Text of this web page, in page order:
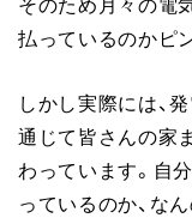
払っているのかピ
しかし実際には、
通じて皆さんの家
わっています。自
っているのか、な